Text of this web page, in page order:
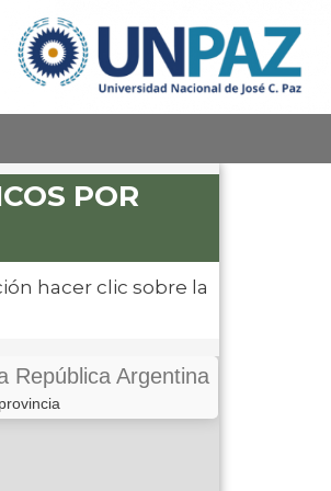
POR
hacer clic sobre la
República Argentina